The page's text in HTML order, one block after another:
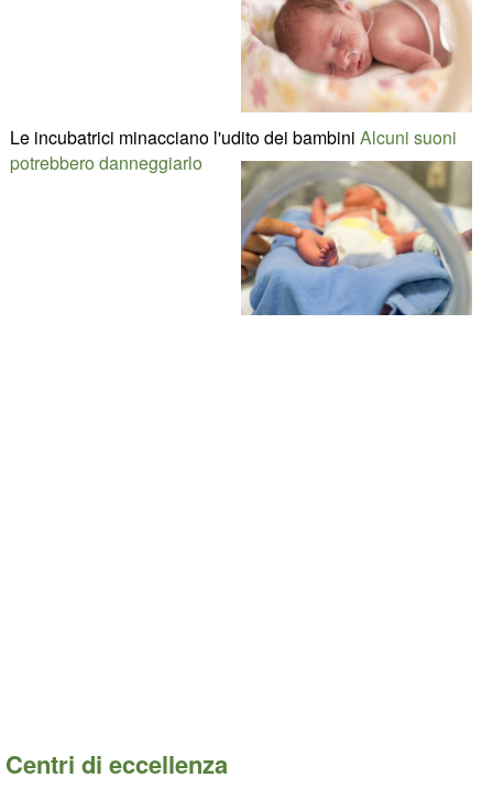
Le incubatrici minacciano l'udito dei bambini Alcuni suoni
potrebbero danneggiarlo
Centri di eccellenza